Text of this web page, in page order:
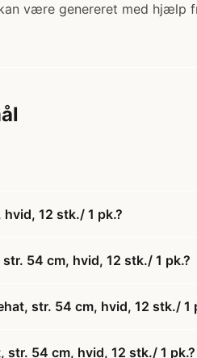
være genereret med hjælp
12 stk./ 1 pk.?
54 cm, hvid, 12 stk./ 1 pk.?
str. 54 cm, hvid, 12 stk./ 1
54 cm, hvid, 12 stk./ 1 pk.?